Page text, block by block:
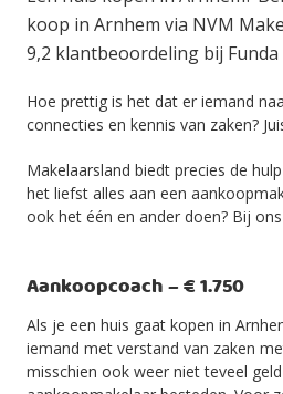
koop in Arnhem via NVM
9,2 klantbeoordeling bij Funda
Hoe prettig is het dat er iemand
connecties en kennis van zaken?
Makelaarsland biedt precies de
het liefst alles aan een
ook het één en ander doen? Bij
Aankoopcoach – € 1.750
Als je een huis gaat kopen in
iemand met verstand van zaken
misschien ook weer niet teveel